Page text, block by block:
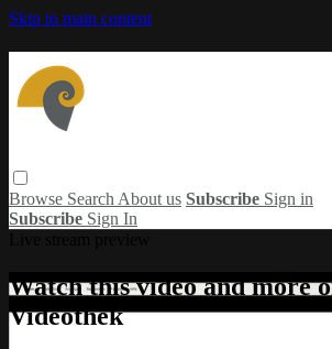
Skip to main content
Browse Search About us Subscribe Sign in
Subscribe Sign In
Watch this video and more
Videothek